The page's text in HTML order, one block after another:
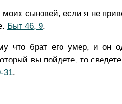
моих сыновей, если я не
Быт 46, 9.
что брат его умер, и он
вы пойдете, то
31.